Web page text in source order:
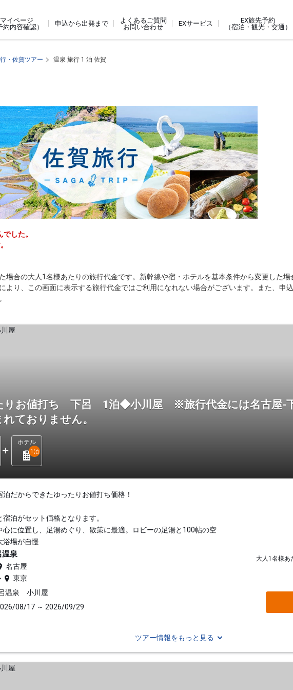
マイページ
約内容確認）
申込から出発まで
よくあるご質問
お問い合わせ
EXサービス
EX旅先予約
（宿泊・観光・交通）
・佐賀ツアー 温泉 旅行 1 泊 佐賀
した。
場合の大人1名様あたりの旅行代金です。新幹線や宿・ホテルを基本条件から変更した
り、この画面に表示する旅行代金ではご利用になれない場合がございます。また、申
りお値打ち 下呂 1泊◆小川屋 ※旅行代金には名古屋-
ておりません。
ホテル
1 泊
泊だからできたゆったりお値打ち価格！
泊がセット価格となります。
心に位置し、足湯めぐり、散策に最適。ロビーの足湯と100帖の空
浴場が自慢
温泉
名古屋
東京
温泉 小川屋
08/17 ～ 2026/09/29
大人1名様あ
ツアー情報をもっと見る